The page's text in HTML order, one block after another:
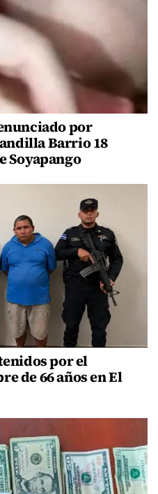
por
Barrio 18
Soyapango
por el
de 66 años en El